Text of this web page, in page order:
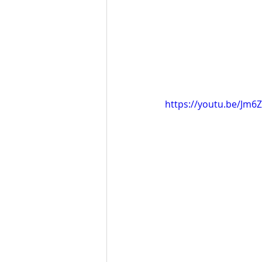
https://youtu.be/